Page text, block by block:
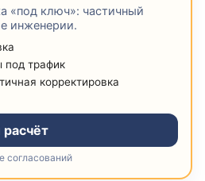
«под ключ»: частичный
инженерии.
под трафик
корректировка
согласований